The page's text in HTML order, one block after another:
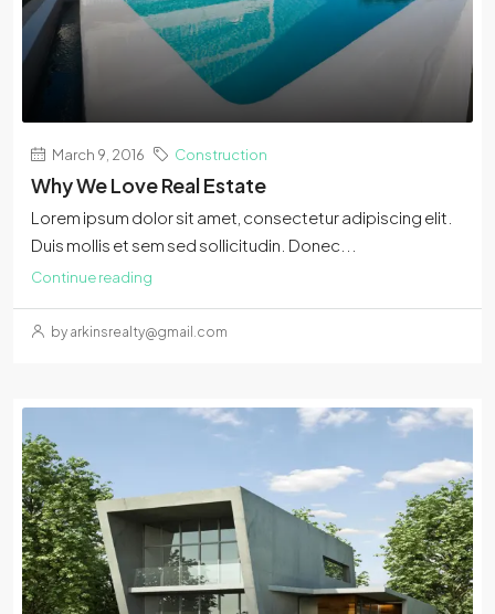
March 9, 2016 Construction
Why We Love Real Estate
Lorem ipsum dolor sit amet, consectetur adipiscing elit.
Duis mollis et sem sed sollicitudin. Donec...
Continue reading
by arkinsrealty@gmail.com